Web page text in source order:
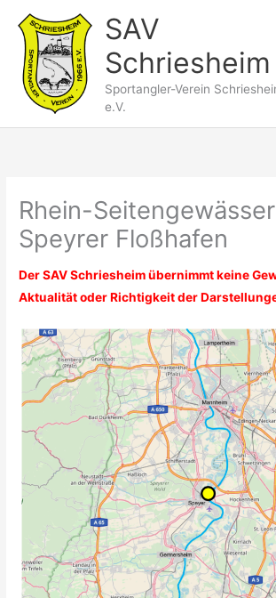
Inhalt
springen
SAV
Schriesheim
Sportangler-Verein
e.V.
Rhein-
Speyrer Floßhafen
Der SAV Schriesheim übernimmt keine
Aktualität oder Richtigkeit der